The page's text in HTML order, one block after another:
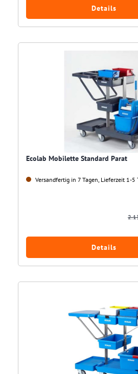
Details
Ecolab Mobilette Standard Parat
Versandfertig in 7 Tagen, Lieferzeit 1-5
Details